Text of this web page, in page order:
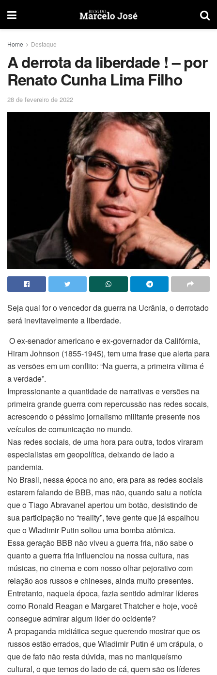
Home Destaque
A derrota da liberdade ! – por
Renato Cunha Lima Filho
28 de fevereiro de 2022
Seja qual for o vencedor da guerra na Ucrânia, o derrotado
será inevitavelmente a liberdade.
O ex-senador americano e ex-governador da Califórnia,
Hiram Johnson (1855-1945), tem uma frase que alerta para
as versões em um conflito: “Na guerra, a primeira vítima é
a verdade”.
Impressionante a quantidade de narrativas e versões na
primeira grande guerra com repercussão nas redes socais,
acrescendo o péssimo jornalismo militante presente nos
veículos de comunicação no mundo.
Nas redes sociais, de uma hora para outra, todos viraram
especialistas em geopolítica, deixando de lado a
pandemia.
No Brasil, nessa época no ano, era para as redes sociais
estarem falando de BBB, mas não, quando saiu a notícia
que o Tiago Abravanel apertou um botão, desistindo de
sua participação no “reality”, teve gente que já espalhou
que o Wladimir Putin soltou uma bomba atômica.
Essa geração BBB não viveu a guerra fria, não sabe o
quanto a guerra fria influenciou na nossa cultura, nas
músicas, no cinema e com nosso olhar pejorativo com
relação aos russos e chineses, ainda muito presentes.
Entretanto, naquela época, fazia sentido admirar líderes
como Ronald Reagan e Margaret Thatcher e hoje, você
consegue admirar algum líder do ocidente?
A propaganda midiática segue querendo mostrar que os
russos estão errados, que Wladimir Putin é um crápula, o
que de fato não resta dúvida, mas no maniqueísmo
cultural, o que temos do lado de cá, quem são os líderes